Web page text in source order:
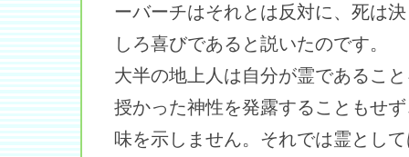
ーバーチはそれとは反対に、死は
しろ喜びであると説いたのです。
大半の地上人は自分が霊であるこ
授かった神性を発露することもせ
味を示しません。それでは霊とし